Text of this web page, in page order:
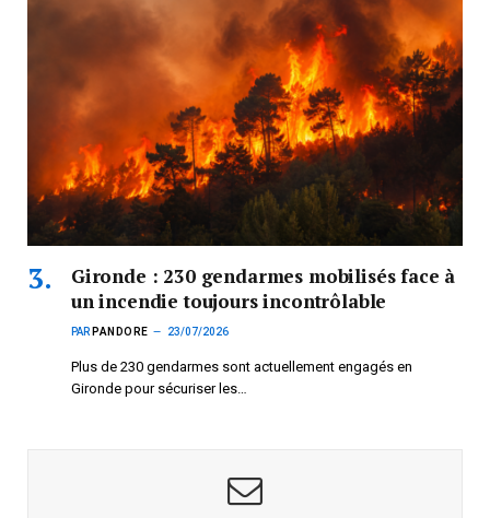
Gironde : 230 gendarmes mobilisés face à
un incendie toujours incontrôlable
PAR PANDORE 23/07/2026
Plus de 230 gendarmes sont actuellement engagés en
Gironde pour sécuriser les…